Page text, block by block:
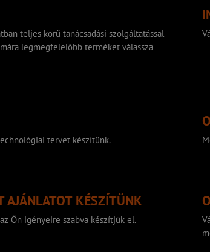
teljes körű tanácsadási szolgáltatással
legmegfelelőbb terméket válassza
tervet készítünk.
AJÁNLATOT KÉSZÍTÜNK
Ön igényeire szabva készítjük el.